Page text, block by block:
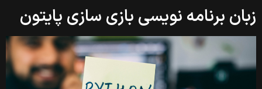
زبان برنامه نویسی بازی سازی پایتون